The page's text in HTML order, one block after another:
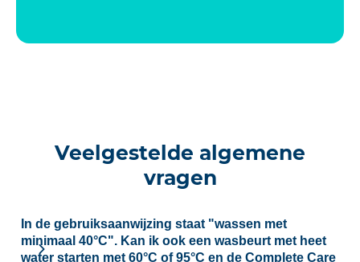
Veelgestelde algemene
vragen
In de gebruiksaanwijzing staat "wassen met
minimaal 40°C". Kan ik ook een wasbeurt met heet
water starten met 60°C of 95°C en de Complete Care